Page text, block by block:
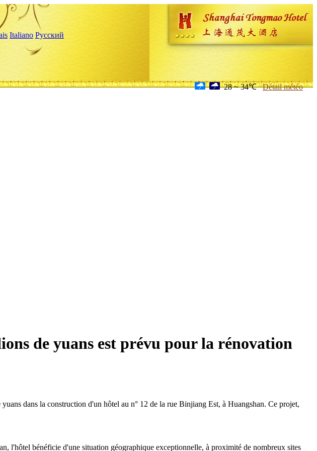
Italiano Русский
28 ~ 34℃ Détail météo
de yuans est prévu pour la rénovation
dans la construction d'un hôtel au n° 12 de la rue Binjiang Est, à Huangshan. Ce projet,
l'hôtel bénéficie d'une situation géographique exceptionnelle, à proximité de nombreux sites